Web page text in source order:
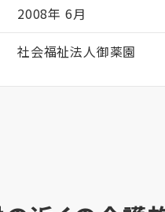
2008年 6月
社会福祉法人御薬園